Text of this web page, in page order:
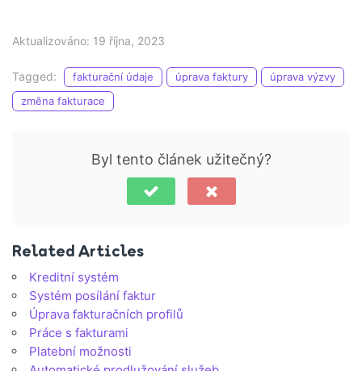
Aktualizováno: 19 října, 2023
Tagged: fakturační údaje úprava faktury
úprava výzvy
změna fakturace
Byl tento článek užitečný?
Related Articles
Kreditní systém
Systém posílání faktur
Úprava fakturačních profilů
Práce s fakturami
Platební možnosti